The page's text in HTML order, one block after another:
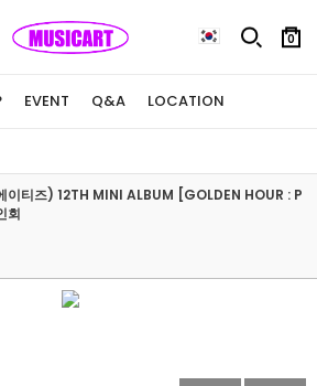
0
EVENT Q&A LOCATION
티즈) 12TH MINI ALBUM [GOLDEN HOUR : P
회